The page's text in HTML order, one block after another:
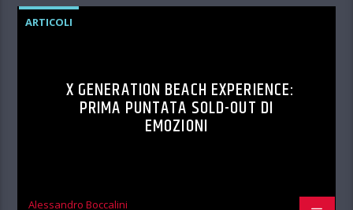
ARTICOLI
X GENERATION BEACH EXPERIENCE:
PRIMA PUNTATA SOLD-OUT DI
EMOZIONI
Alessandro Boccalini